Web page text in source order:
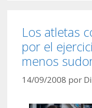
Los atletas
por el
menos
14/09/2008 por